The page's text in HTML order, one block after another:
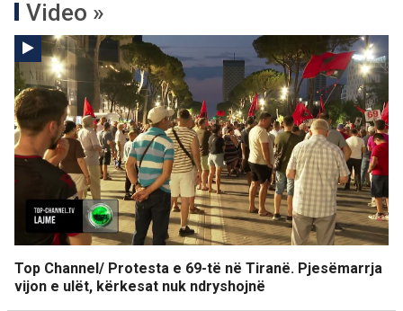
Video »
Top Channel/ Protesta e 69-të në Tiranë. Pjesëmarrja
vijon e ulët, kërkesat nuk ndryshojnë